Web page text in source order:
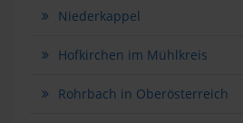
Niederkappel
Hofkirchen im Mühlkreis
Rohrbach in Oberösterreich